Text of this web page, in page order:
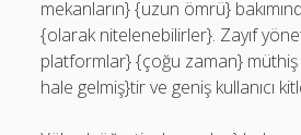
mekanların} {uzun ömrü}
{olarak nitelenebilirler}. Zayıf
platformlar} {çoğu zaman}
hale gelmiş}tir ve geniş kullanıcı